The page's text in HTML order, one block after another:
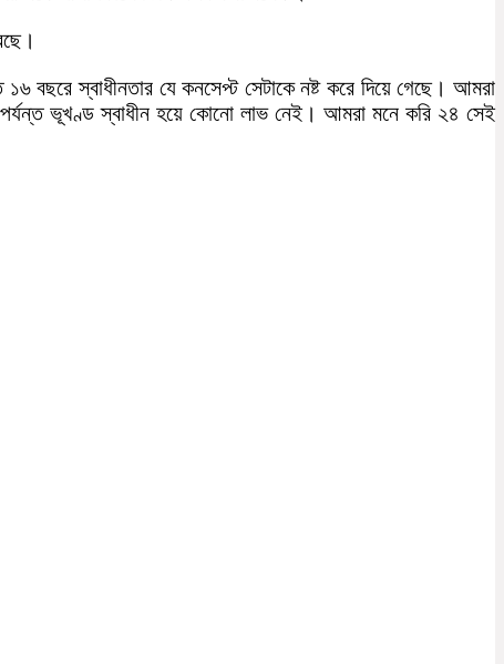
বছরে স্বাধীনতার যে কনসেপ্ট সেটাকে নষ্ট করে দিয়ে গেছে। আমরা
ভূখণ্ড স্বাধীন হয়ে কোনো লাভ নেই। আমরা মনে করি ২৪ সেই